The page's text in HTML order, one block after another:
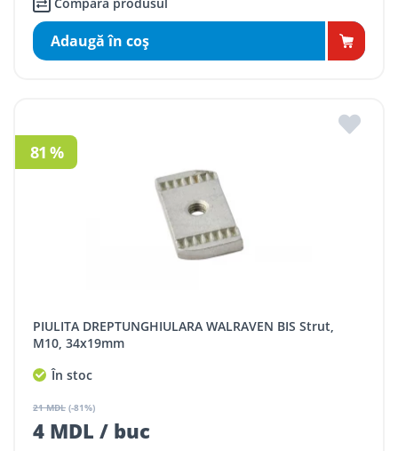
Adaugă în coş
PIULITA DREPTUNGHIULARA WALRAVEN BIS Strut,
M10, 34x19mm
În stoc
21 MDL (-81%)
4 MDL / buc
81 %